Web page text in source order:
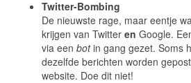
Twitter-Bombing
De nieuwste rage, maar eentje
krijgen van Twitter en Google.
via een botin gang gezet. Soms
dezelfde berichten worden
website. Doe dit niet!